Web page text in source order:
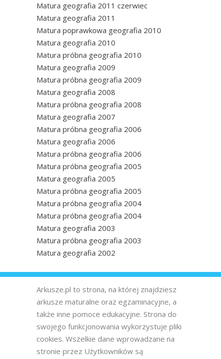
Matura geografia 2011 czerwiec
Matura geografia 2011
Matura poprawkowa geografia 2010
Matura geografia 2010
Matura próbna geografia 2010
Matura geografia 2009
Matura próbna geografia 2009
Matura geografia 2008
Matura próbna geografia 2008
Matura geografia 2007
Matura próbna geografia 2006
Matura geografia 2006
Matura próbna geografia 2006
Matura próbna geografia 2005
Matura geografia 2005
Matura próbna geografia 2005
Matura próbna geografia 2004
Matura próbna geografia 2004
Matura geografia 2003
Matura próbna geografia 2003
Matura geografia 2002
Arkusze.pl to strona, na której znajdziesz
arkusze maturalne oraz egzaminacyjne, a
także inne pomoce edukacyjne. Strona do
swojego funkcjonowania wykorzystuje pliki
cookies. Wszelkie dane wprowadzane na
stronie przez Użytkowników są